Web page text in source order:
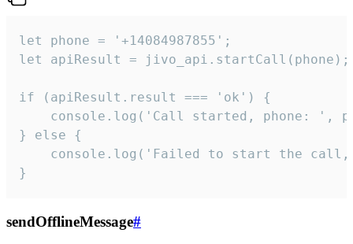
let phone = '+14084987855';
let apiResult = jivo_api.startCall(phone);
if (apiResult.result === 'ok') {
console.log('Call started, phone: ',
} else {
console.log('Failed to start the
}
sendOfflineMessage#